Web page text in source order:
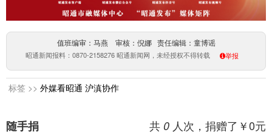
值班编审：马燕 审核：倪娜 责任编辑：童博谣
昭通新闻报料：0870-2158276 昭通新闻网，未经授权不得转载 举报
标签 >> 外媒看昭通 沪滇协作
共 0 人次，捐赠了￥0元
随手捐